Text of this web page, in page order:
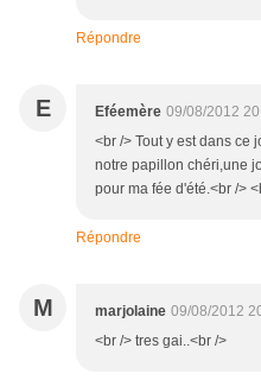
Répondre
E Eféemère 09/08/2012
<br /> Tout y est dans ce
notre papillon chéri,une
pour ma fée d'été.<br />
Répondre
M marjolaine 09/08/2012
<br /> tres gai..<br />